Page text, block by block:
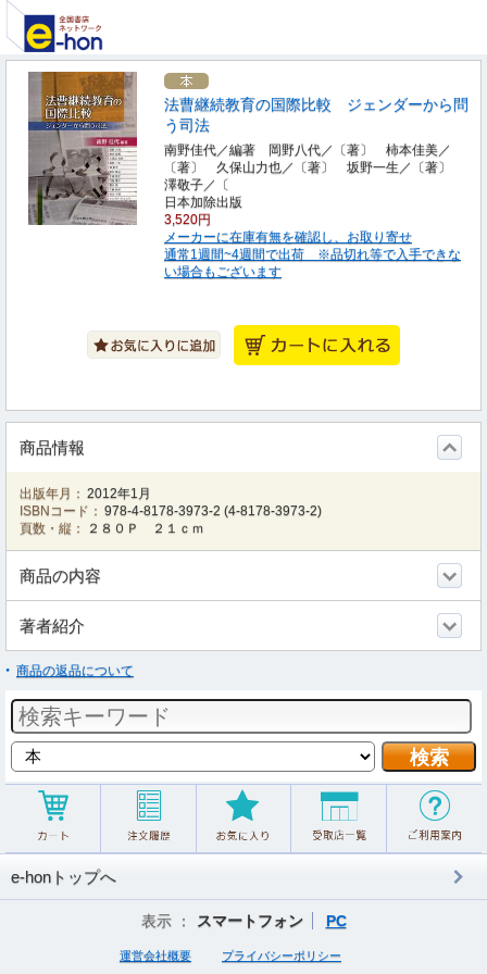
法曹継続教育の国際比較 ジェンダーから問
う司法
南野佳代／編著 岡野八代／〔著〕 柿本佳美／
〔著〕 久保山力也／〔著〕 坂野一生／〔著〕
澤敬子／〔
日本加除出版
3,520円
メーカーに在庫有無を確認し、お取り寄せ
通常1週間~4週間で出荷 ※品切れ等で入手できな
い場合もございます
商品情報
出版年月： 2012年1月
ISBNコード： 978-4-8178-3973-2 (4-8178-3973-2)
頁数・縦：
２８０Ｐ ２１ｃｍ
商品の内容
著者紹介
商品の返品について
e-honトップへ
表示 ： スマートフォン PC
運営会社概要 プライバシーポリシー